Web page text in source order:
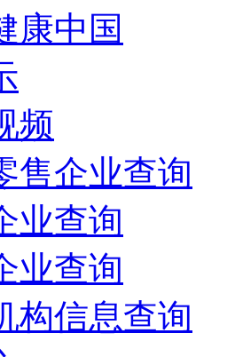
康中国
频
售企业查询
业查询
业查询
构信息查询